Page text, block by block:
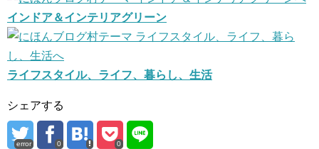
インドア＆インテリアグリーン
ライフスタイル、ライフ、暮らし、生活
シェアする
error 0 0